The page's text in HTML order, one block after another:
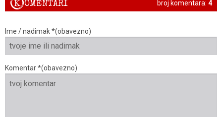
broj komentara: 4
KOMENTARI
Ime / nadimak *(obavezno)
Komentar *(obavezno)